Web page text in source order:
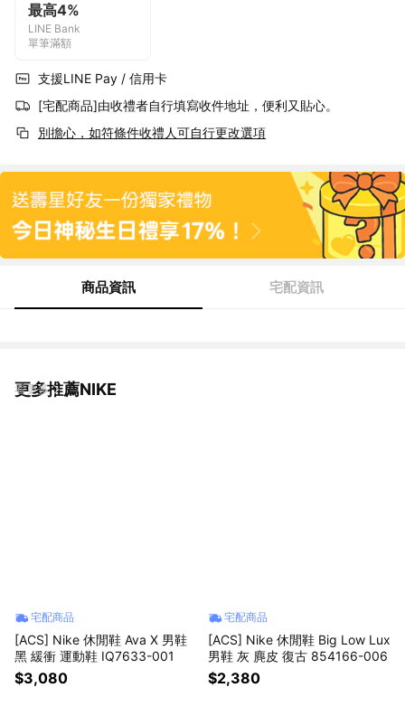
最高4%
LINE Bank
單筆滿額
支援LINE Pay / 信用卡
[宅配商品]由收禮者自行填寫收件地址，便利又貼心。
別擔心，如符條件收禮人可自行更改選項
商品資訊 宅配資訊
更多推薦NIKE
看更多
宅配商品
[ACS] Nike 休閒鞋 Ava X 男鞋
黑 緩衝 運動鞋 IQ7633-001
$3,080
宅配商品
[ACS] Nike 休閒鞋 Big Low Lux
男鞋 灰 麂皮 復古 854166-006
$2,380